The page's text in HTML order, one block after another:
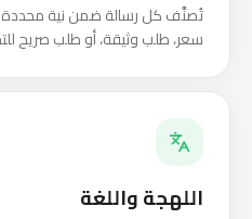
تُصنَّف كل رسالة ضمن نية
سعر، طلب وثيقة، أو طلب صريح
اللهجة واللغة